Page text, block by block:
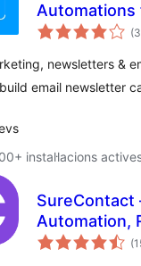
Automations
newsletters &
email newsletter
instal·lacions
SureContact
Automation,